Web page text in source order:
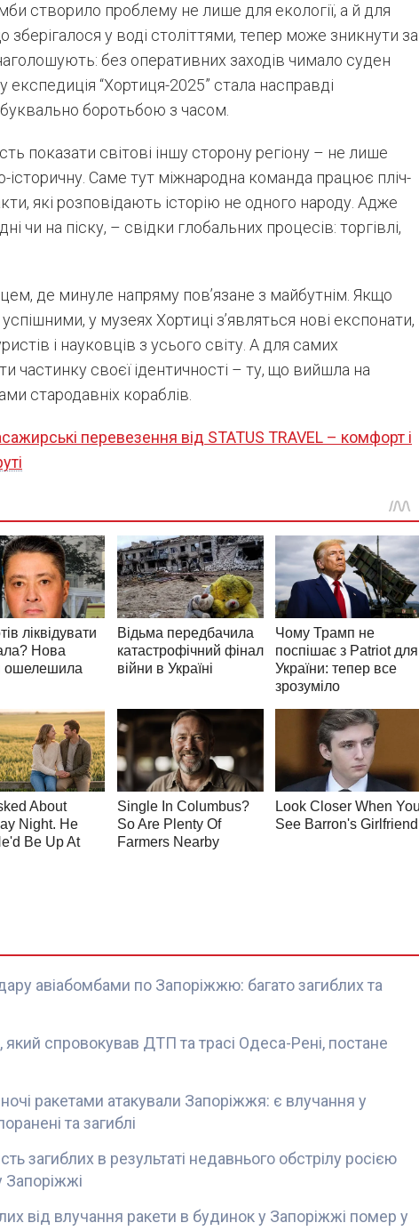
створило проблему не лише для екології, а й для
зберігалося у воді століттями, тепер може зникнути за
без оперативних заходів чимало суден
“Хортиця-2025” стала насправді
боротьбою з часом.
показати світові іншу сторону регіону – не лише
історичну. Саме тут міжнародна команда працює пліч-
які розповідають історію не одного народу. Адже
чи на піску, – свідки глобальних процесів: торгівлі,
де минуле напряму пов’язане з майбутнім. Якщо
у музеях Хортиці з’являться нові експонати,
і науковців з усього світу. А для самих
частинку своєї ідентичності – ту, що вийшла на
стародавніх кораблів.
перевезення від STATUS TRAVEL – комфорт і
авіабомбами по Запоріжжю: багато загиблих та
який спровокував ДТП та трасі Одеса-Рені, постане
ракетами атакували Запоріжжя: є влучання у
та загиблі
загиблих в результаті недавнього обстрілу росією
Запоріжжі
від влучання ракети в будинок у Запоріжжі помер у